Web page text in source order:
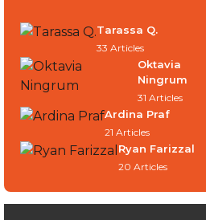
Tarassa Q.
33 Articles
Oktavia
Ningrum
31 Articles
Ardina Praf
21 Articles
Ryan Farizzal
20 Articles